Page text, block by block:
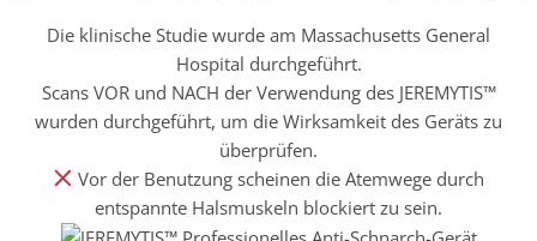
Die klinische Studie wurde am Massachusetts General
Hospital durchgeführt.
Scans VOR und NACH der Verwendung des JEREMYTIS™
wurden durchgeführt, um die Wirksamkeit des Geräts zu
überprüfen.
Vor der Benutzung scheinen die Atemwege durch
entspannte Halsmuskeln blockiert zu sein.